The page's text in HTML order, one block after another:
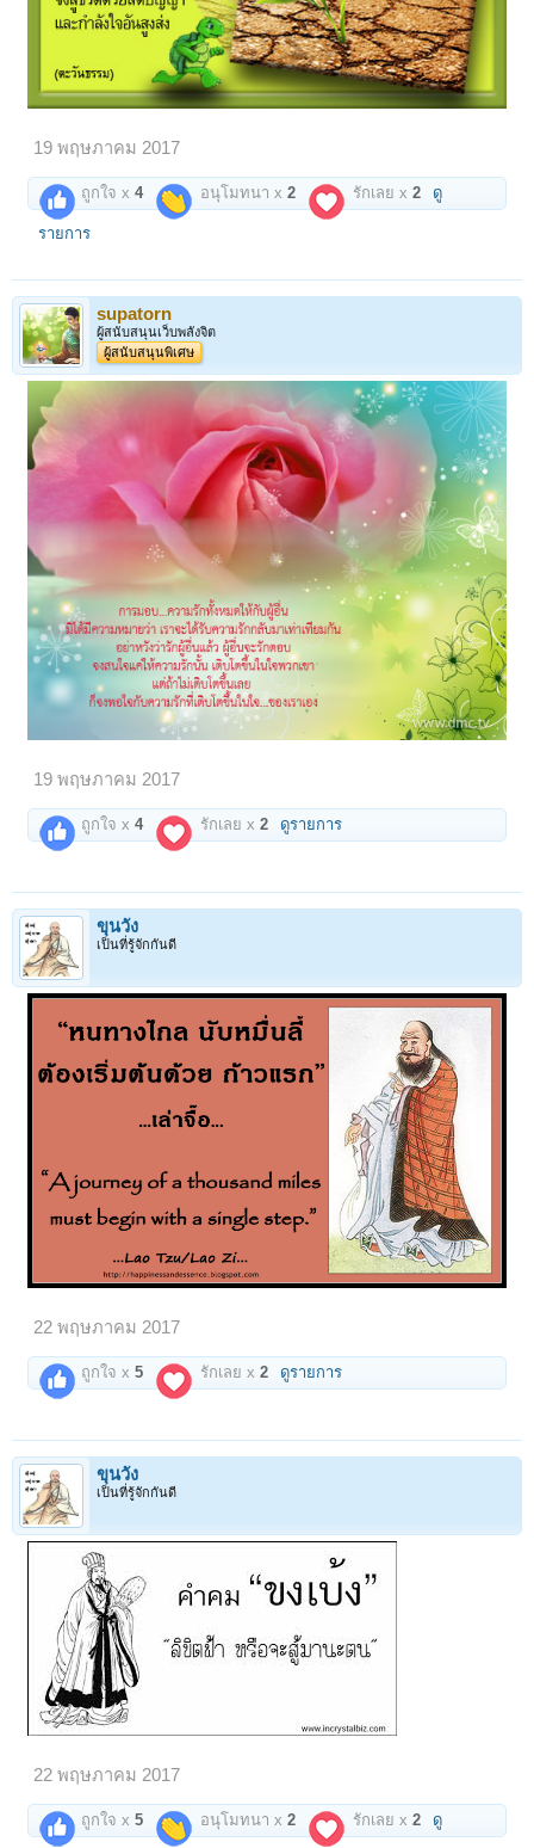
19 พฤษภาคม 2017
ถูกใจ x4 อนุโมทนา x2 รักเลย x2 ดู
รายการ
supatorn
ผู้สนับสนุนเว็บพลังจิต
ผู้สนับสนุนพิเศษ
19 พฤษภาคม 2017
ถูกใจ x4 รักเลย x2 ดูรายการ
ขุนวัง
เป็นที่รู้จักกันดี
22 พฤษภาคม 2017
ถูกใจ x5 รักเลย x2 ดูรายการ
ขุนวัง
เป็นที่รู้จักกันดี
22 พฤษภาคม 2017
ถูกใจ x5 อนุโมทนา x2 รักเลย x2 ดู